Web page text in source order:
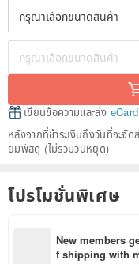
เขียนข้อความและส่ง eCard
หลังจากที่ชำระเงินถึงวันที่จะจัด
ยมพัสดุ (ไม่รวมวันหยุด)
โปรโมชั่นพิเศษ
New members
f shipping with